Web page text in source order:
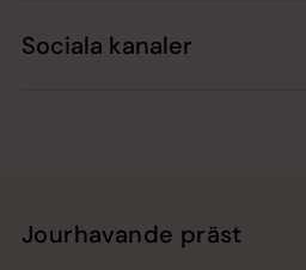
Sociala kanaler
Jourhavande präst